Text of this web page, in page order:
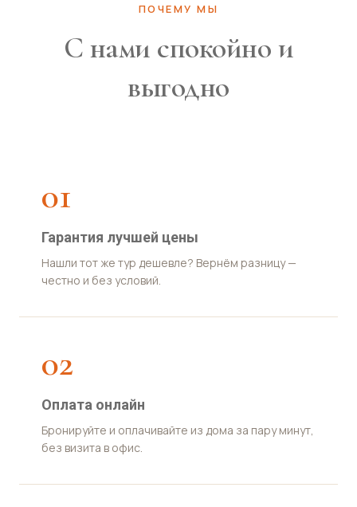
ПОЧЕМУ МЫ
С нами спокойно и
выгодно
01
Гарантия лучшей цены
Нашли тот же тур дешевле? Вернём разницу —
честно и без условий.
02
Оплата онлайн
Бронируйте и оплачивайте из дома за пару минут,
без визита в офис.